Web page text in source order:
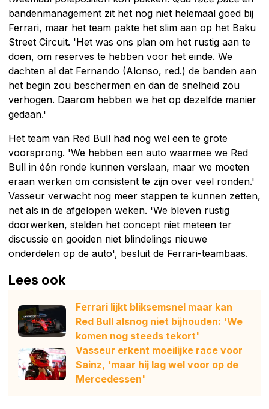
bandenmanagement zit het nog niet helemaal goed bij
Ferrari, maar het team pakte het slim aan op het Baku
Street Circuit. 'Het was ons plan om het rustig aan te
doen, om reserves te hebben voor het einde. We
dachten al dat Fernando (Alonso, red.) de banden aan
het begin zou beschermen en dan de snelheid zou
verhogen. Daarom hebben we het op dezelfde manier
gedaan.'
Het team van Red Bull had nog wel een te grote
voorsprong. 'We hebben een auto waarmee we Red
Bull in één ronde kunnen verslaan, maar we moeten
eraan werken om consistent te zijn over veel ronden.'
Vasseur verwacht nog meer stappen te kunnen zetten,
net als in de afgelopen weken. 'We bleven rustig
doorwerken, stelden het concept niet meteen ter
discussie en gooiden niet blindelings nieuwe
onderdelen op de auto', besluit de Ferrari-teambaas.
Lees ook
Ferrari lijkt bliksemsnel maar kan
Red Bull alsnog niet bijhouden: 'We
komen nog steeds tekort'
Vasseur erkent moeilijke race voor
Sainz, 'maar hij lag wel voor op de
Mercedessen'